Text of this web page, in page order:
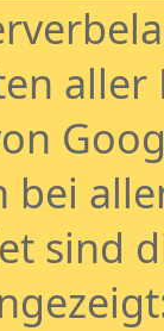
aller
bei
sind